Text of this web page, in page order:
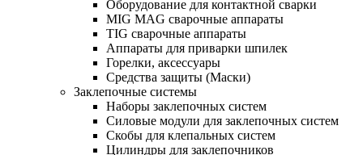
Оборудование для контактной сварки
MIG MAG сварочные аппараты
TIG сварочные аппараты
Аппараты для приварки шпилек
Горелки, аксессуары
Средства защиты (Маски)
Заклепочные системы
Наборы заклепочных систем
Силовые модули для заклепочных систем
Скобы для клепальных систем
Цилиндры для заклепочников